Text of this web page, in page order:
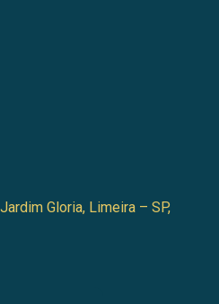
Gloria, Limeira – SP,